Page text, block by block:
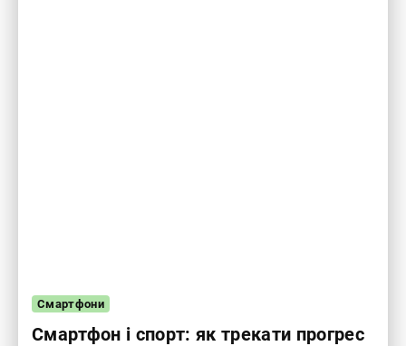
Смартфони
Смартфон і спорт: як трекати прогрес